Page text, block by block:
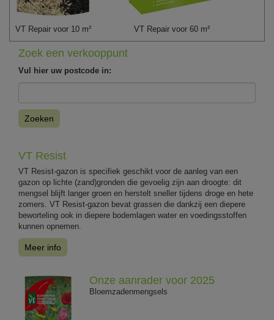
VT Repair voor 10 m² VT Repair voor 60 m²
Zoek een verkooppunt
Vul hier uw postcode in:
Zoeken
VT Resist
VT Resist-gazon is specifiek geschikt voor de aanleg van een
gazon op lichte (zand)gronden die gevoelig zijn aan droogte: dit
mengsel blijft langer groen en herstelt sneller tijdens droge en hete
zomers. VT Resist-gazon bevat grassen die dankzij een diepere
beworteling ook in diepere bodemlagen water en voedingsstoffen
kunnen opnemen.
Meer info
Onze aanrader voor 2025
Bloemzadenmengsels